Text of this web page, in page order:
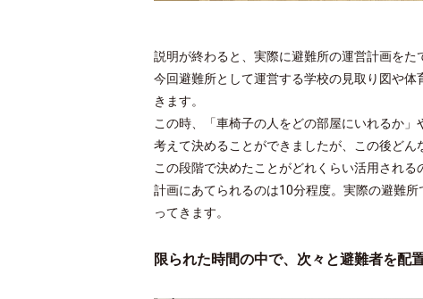
説明が終わると、実際に避難所の運営計画をた
今回避難所として運営する学校の見取り図や
きます。
この時、「車椅子の人をどの部屋にいれるか
考えて決めることができましたが、この後どん
この段階で決めたことがどれくらい活用される
計画にあてられるのは10分程度。実際の避難
ってきます。
限られた時間の中で、次々と避難者を配